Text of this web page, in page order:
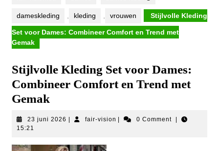
dameskleding kleding vrouwen Stijlvolle Kleding
Set voor Dames: Combineer Comfort en Trend met
Gemak
Stijlvolle Kleding Set voor Dames:
Combineer Comfort en Trend met
Gemak
23 juni 2026 23
fair-vision fair-
0 Comment
15:21